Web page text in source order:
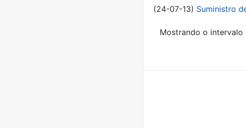
(24-07-13) Suministro
Mostrando o intervalo